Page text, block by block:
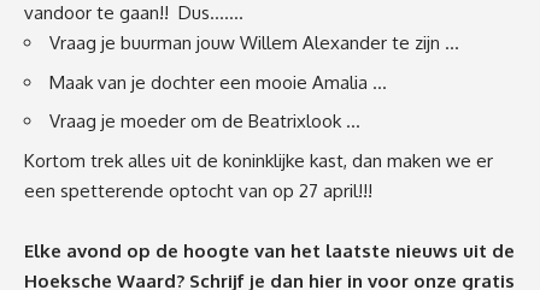
vandoor te gaan!! Dus…….
Vraag je buurman jouw Willem Alexander te zijn …
Maak van je dochter een mooie Amalia …
Vraag je moeder om de Beatrixlook …
Kortom trek alles uit de koninklijke kast, dan maken we er
een spetterende optocht van op 27 april!!!
Elke avond op de hoogte van het laatste nieuws uit de
Hoeksche Waard? Schrijf je dan hier in voor onze gratis